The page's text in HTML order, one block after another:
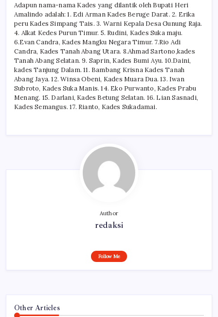
Adapun nama-nama Kades yang dilantik oleh Bupati Heri
Amalindo adalah: 1. Edi Arman Kades Beruge Darat. 2. Erika
peru Kades Simpang Tais. 3. Warni Kepala Desa Gunung Raja.
4. Alkat Kedes Purun Timur. 5. Rudini, Kades Suka maju.
6.Evan Candra, Kades Mangku Negara Timur. 7.Rio Adi
Candra, Kades Tanah Abang Utara. 8.Ahmad Sartono,kades
Tanah Abang Selatan. 9. Saprin, Kades Bumi Ayu. 10.Daini,
kades Tanjung Dalam. 11. Bambang Krisna Kades Tanah
Abang Jaya. 12. Winsa Obeni, Kades Muara Dua. 13. Iwan
Subroto, Kades Suka Manis. 14. Eko Purwanto, Kades Prabu
Menang. 15. Darlani, Kades Betung Selatan. 16. Lian Sasnadi,
Kades Semangus. 17. Rianto, Kades Sukadamai.
Author
redaksi
Follow Me
Other Articles